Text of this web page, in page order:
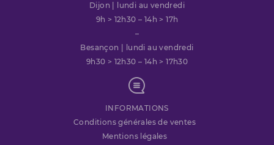
Dijon | lundi au vendredi
9h > 12h30 – 14h > 17h
–
Besançon | lundi au vendredi
9h30 > 12h30 – 14h > 17h30
INFORMATIONS
Conditions générales de ventes
Mentions légales